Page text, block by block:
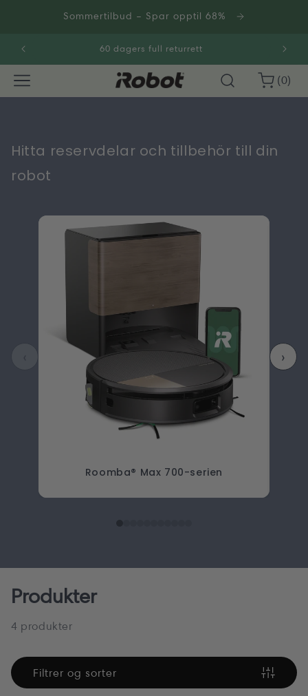
Sommertilbud – Spar opptil 68%
60 dagers full returrett
Handlekurv
(0)
0
varer
Hitta reservdelar och tillbehör till din
robot
Roomba® Max 700-serien
›
Produkter
4 produkter
Filtrer og sorter